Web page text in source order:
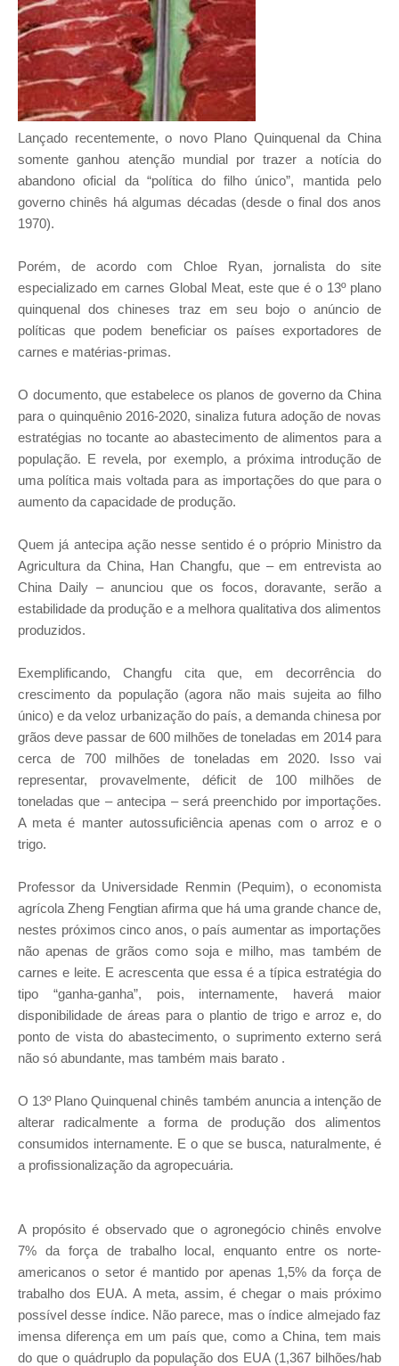
Lançado recentemente, o novo Plano Quinquenal da China
somente ganhou atenção mundial por trazer a notícia do
abandono oficial da “política do filho único”, mantida pelo
governo chinês há algumas décadas (desde o final dos anos
1970).
Porém, de acordo com Chloe Ryan, jornalista do site
especializado em carnes Global Meat, este que é o 13º plano
quinquenal dos chineses traz em seu bojo o anúncio de
políticas que podem beneficiar os países exportadores de
carnes e matérias-primas.
O documento, que estabelece os planos de governo da China
para o quinquênio 2016-2020, sinaliza futura adoção de novas
estratégias no tocante ao abastecimento de alimentos para a
população. E revela, por exemplo, a próxima introdução de
uma política mais voltada para as importações do que para o
aumento da capacidade de produção.
Quem já antecipa ação nesse sentido é o próprio Ministro da
Agricultura da China, Han Changfu, que – em entrevista ao
China Daily – anunciou que os focos, doravante, serão a
estabilidade da produção e a melhora qualitativa dos alimentos
produzidos.
Exemplificando, Changfu cita que, em decorrência do
crescimento da população (agora não mais sujeita ao filho
único) e da veloz urbanização do país, a demanda chinesa por
grãos deve passar de 600 milhões de toneladas em 2014 para
cerca de 700 milhões de toneladas em 2020. Isso vai
representar, provavelmente, déficit de 100 milhões de
toneladas que – antecipa – será preenchido por importações.
A meta é manter autossuficiência apenas com o arroz e o
trigo.
Professor da Universidade Renmin (Pequim), o economista
agrícola Zheng Fengtian afirma que há uma grande chance de,
nestes próximos cinco anos, o país aumentar as importações
não apenas de grãos como soja e milho, mas também de
carnes e leite. E acrescenta que essa é a típica estratégia do
tipo “ganha-ganha”, pois, internamente, haverá maior
disponibilidade de áreas para o plantio de trigo e arroz e, do
ponto de vista do abastecimento, o suprimento externo será
não só abundante, mas também mais barato .
O 13º Plano Quinquenal chinês também anuncia a intenção de
alterar radicalmente a forma de produção dos alimentos
consumidos internamente. E o que se busca, naturalmente, é
a profissionalização da agropecuária.
A propósito é observado que o agronegócio chinês envolve
7% da força de trabalho local, enquanto entre os norte-
americanos o setor é mantido por apenas 1,5% da força de
trabalho dos EUA. A meta, assim, é chegar o mais próximo
possível desse índice. Não parece, mas o índice almejado faz
imensa diferença em um país que, como a China, tem mais
do que o quádruplo da população dos EUA (1,367 bilhões/hab